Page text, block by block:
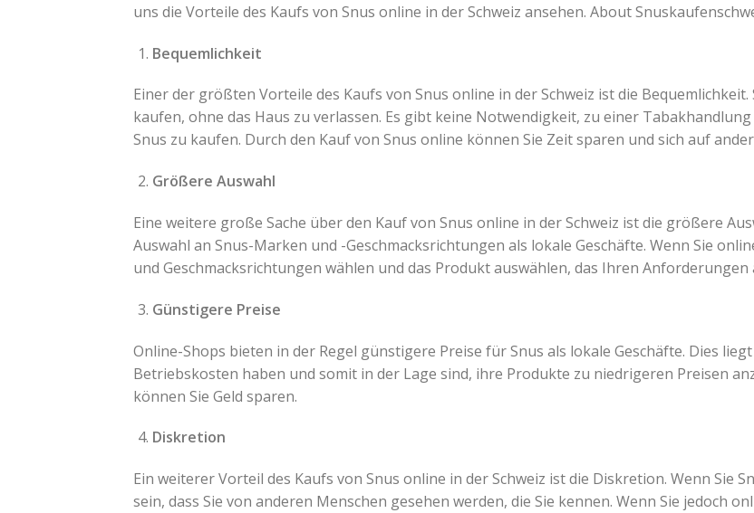
uns die Vorteile des Kaufs von Snus online in der Schweiz ansehen. About
Bequemlichkeit
Einer der größten Vorteile des Kaufs von Snus online in der Schweiz ist die
kaufen, ohne das Haus zu verlassen. Es gibt keine Notwendigkeit, zu einer
Snus zu kaufen. Durch den Kauf von Snus online können Sie Zeit sparen und sich auf
Größere Auswahl
Eine weitere große Sache über den Kauf von Snus online in der Schweiz ist die größere
Auswahl an Snus-Marken und -Geschmacksrichtungen als lokale Geschäfte. Wenn Sie
und Geschmacksrichtungen wählen und das Produkt auswählen, das Ihren
Günstigere Preise
Online-Shops bieten in der Regel günstigere Preise für Snus als lokale Geschäfte. Dies
Betriebskosten haben und somit in der Lage sind, ihre Produkte zu niedrigeren Preisen
können Sie Geld sparen.
Diskretion
Ein weiterer Vorteil des Kaufs von Snus online in der Schweiz ist die Diskretion. Wenn Sie
sein, dass Sie von anderen Menschen gesehen werden, die Sie kennen. Wenn Sie jedoch